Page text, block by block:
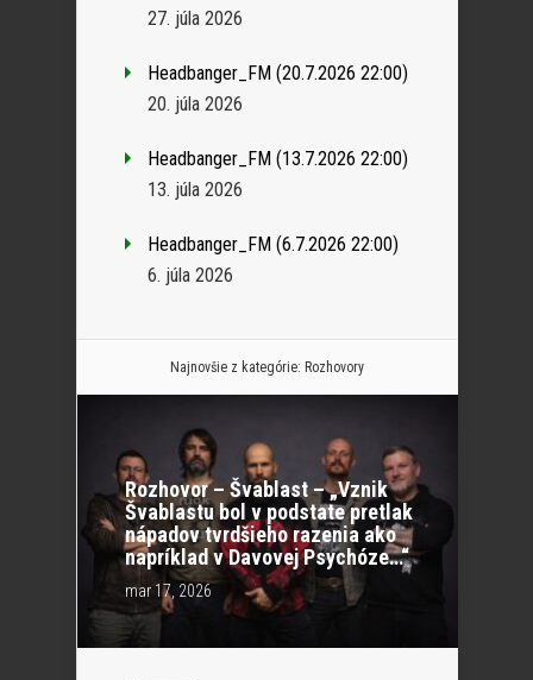
27. júla 2026
Headbanger_FM (20.7.2026 22:00)
20. júla 2026
Headbanger_FM (13.7.2026 22:00)
13. júla 2026
Headbanger_FM (6.7.2026 22:00)
6. júla 2026
Najnovšie z kategórie: Rozhovory
Rozhovor – Švablast – „Vznik
Švablastu bol v podstate pretlak
nápadov tvrdšieho razenia ako
napríklad v Davovej Psychóze…“
mar 17, 2026